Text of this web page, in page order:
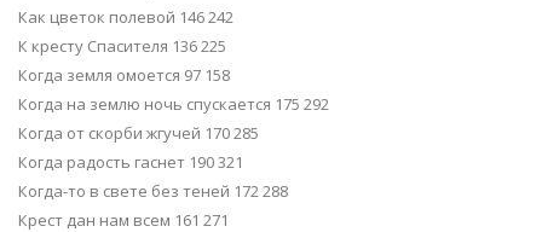
Как цветок полевой 146 242
К кресту Спасителя 136 225
Когда земля омоется 97 158
Когда на землю ночь спускается 175 292
Когда от скорби жгучей 170 285
Когда радость гаснет 190 321
Когда-то в свете без теней 172 288
Крест дан нам всем 161 271